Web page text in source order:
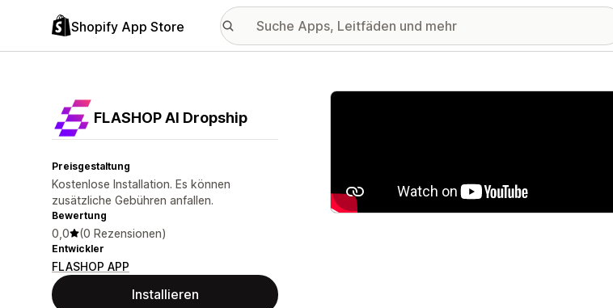
Shopify App Store
FLASHOP AI Dropship
Preisgestaltung
Kostenlose Installation. Es können
zusätzliche Gebühren anfallen.
Bewertung
0,0 (0 Rezensionen)
Entwickler
FLASHOP APP
Installieren
Vorgestellte Bildergalerie